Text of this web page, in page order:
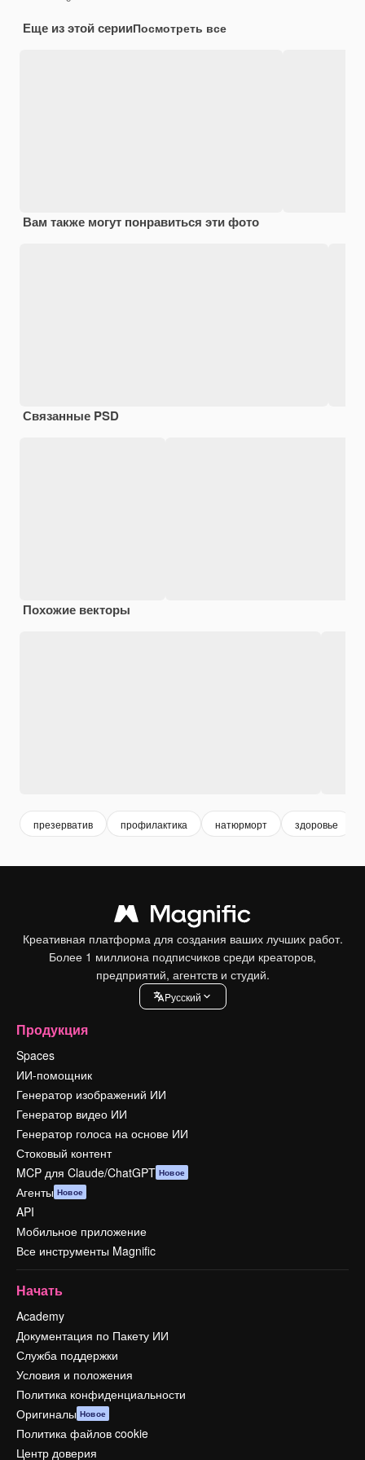
Еще из этой серииПосмотреть все
Вам также могут понравиться эти фото
Связанные PSD
Похожие векторы
презерватив профилактика натюрморт здоровье
Креативная платформа для создания ваших лучших работ.
Более 1 миллиона подписчиков среди креаторов,
предприятий, агентств и студий.
Pусский
Продукция
Spaces
ИИ-помощник
Генератор изображений ИИ
Генератор видео ИИ
Генератор голоса на основе ИИ
Стоковый контент
MCP для Claude/ChatGPT Новое
Агенты Новое
API
Мобильное приложение
Все инструменты Magnific
Начать
Academy
Документация по Пакету ИИ
Служба поддержки
Условия и положения
Политика конфиденциальности
Оригиналы Новое
Политика файлов cookie
Центр доверия